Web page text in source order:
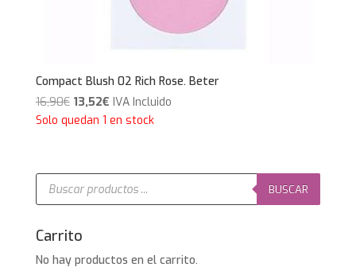
Compact Blush 02 Rich Rose. Beter
16,90€ El
precio
16,90€.
13,52€El
precio
13,52€.
IVA Incluido
Solo quedan 1 en stock
Búsqueda
productos
BUSCAR
Carrito
No hay productos en el carrito.